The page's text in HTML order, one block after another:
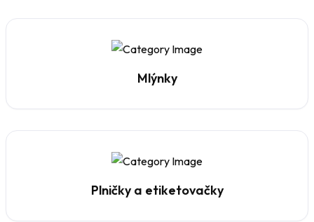
Mlýnky
Plničky a etiketovačky